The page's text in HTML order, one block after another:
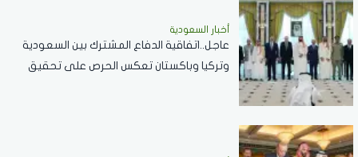
أخبار السعودية
عاجل..اتفاقية الدفاع المشترك بين السعودية
وتركيا وباكستان تعكس الحرص على تحقيق